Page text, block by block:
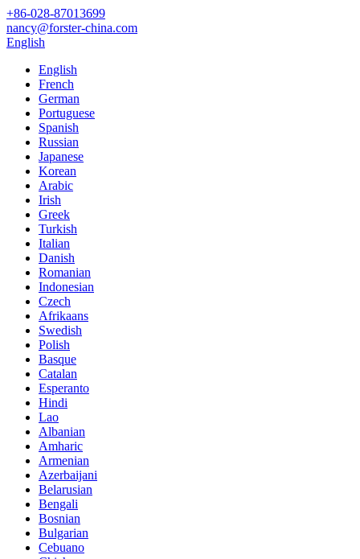
+86-028-87013699
nancy@forster-china.com
English
English
French
German
Portuguese
Spanish
Russian
Japanese
Korean
Arabic
Irish
Greek
Turkish
Italian
Danish
Romanian
Indonesian
Czech
Afrikaans
Swedish
Polish
Basque
Catalan
Esperanto
Hindi
Lao
Albanian
Amharic
Armenian
Azerbaijani
Belarusian
Bengali
Bosnian
Bulgarian
Cebuano